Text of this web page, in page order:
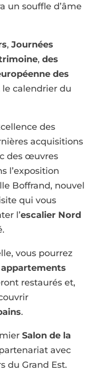
un souffle d’âme
, Journées
, des
des
calendrier du
des
acquisitions
des œuvres
l’exposition
Boffrand, nouvel
qui vous
l’escalier Nord
vous pourrez
appartements
restaurés et,
.
Salon de la
avec
du Grand Est.